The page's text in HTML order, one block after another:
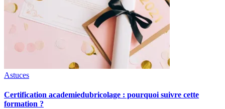
Astuces
Certification academiedubricolage : pourquoi suivre cette
formation ?